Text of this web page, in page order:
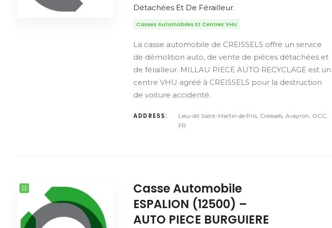
Détachées Et De Férailleur.
Casses Automobiles Et Centres VHU
La casse automobile de CREISSELS offre un service
de démolition auto, de vente de pièces détachées et
de férailleur. MILLAU PIECE AUTO RECYCLAGE est un
centre VHU agréé à CREISSELS pour la destruction
de voiture accidenté.
ADDRESS:
Lieu-dit Saint-Martin de Pris, Creissels, Aveyron, OCC,
FR
Casse Automobile
ESPALION (12500) –
AUTO PIECE BURGUIERE